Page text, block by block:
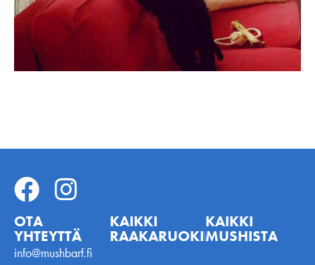
OTA
YHTEYTTÄ
info@mushbarf.fi
KAIKKI
RAAKARUOKINNASTA
KAIKKI
MUSHISTA